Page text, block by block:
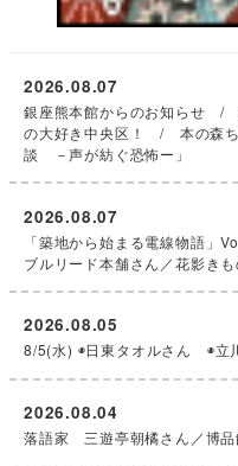
銀座熊本館からのお知らせ
の大好き中央区！ / 本の森ち
談 －声が紡ぐ恐怖ー」
2026.08.07
「築地から始まる電線物語」
ブルリード本舗さん／花影き
2026.08.07
8/5(水) ◉日東タオルさん ◉立
2026.08.05
落語家 三遊亭朝橘さん／博品
2026.08.04